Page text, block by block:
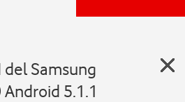
del Samsung
5.1.1